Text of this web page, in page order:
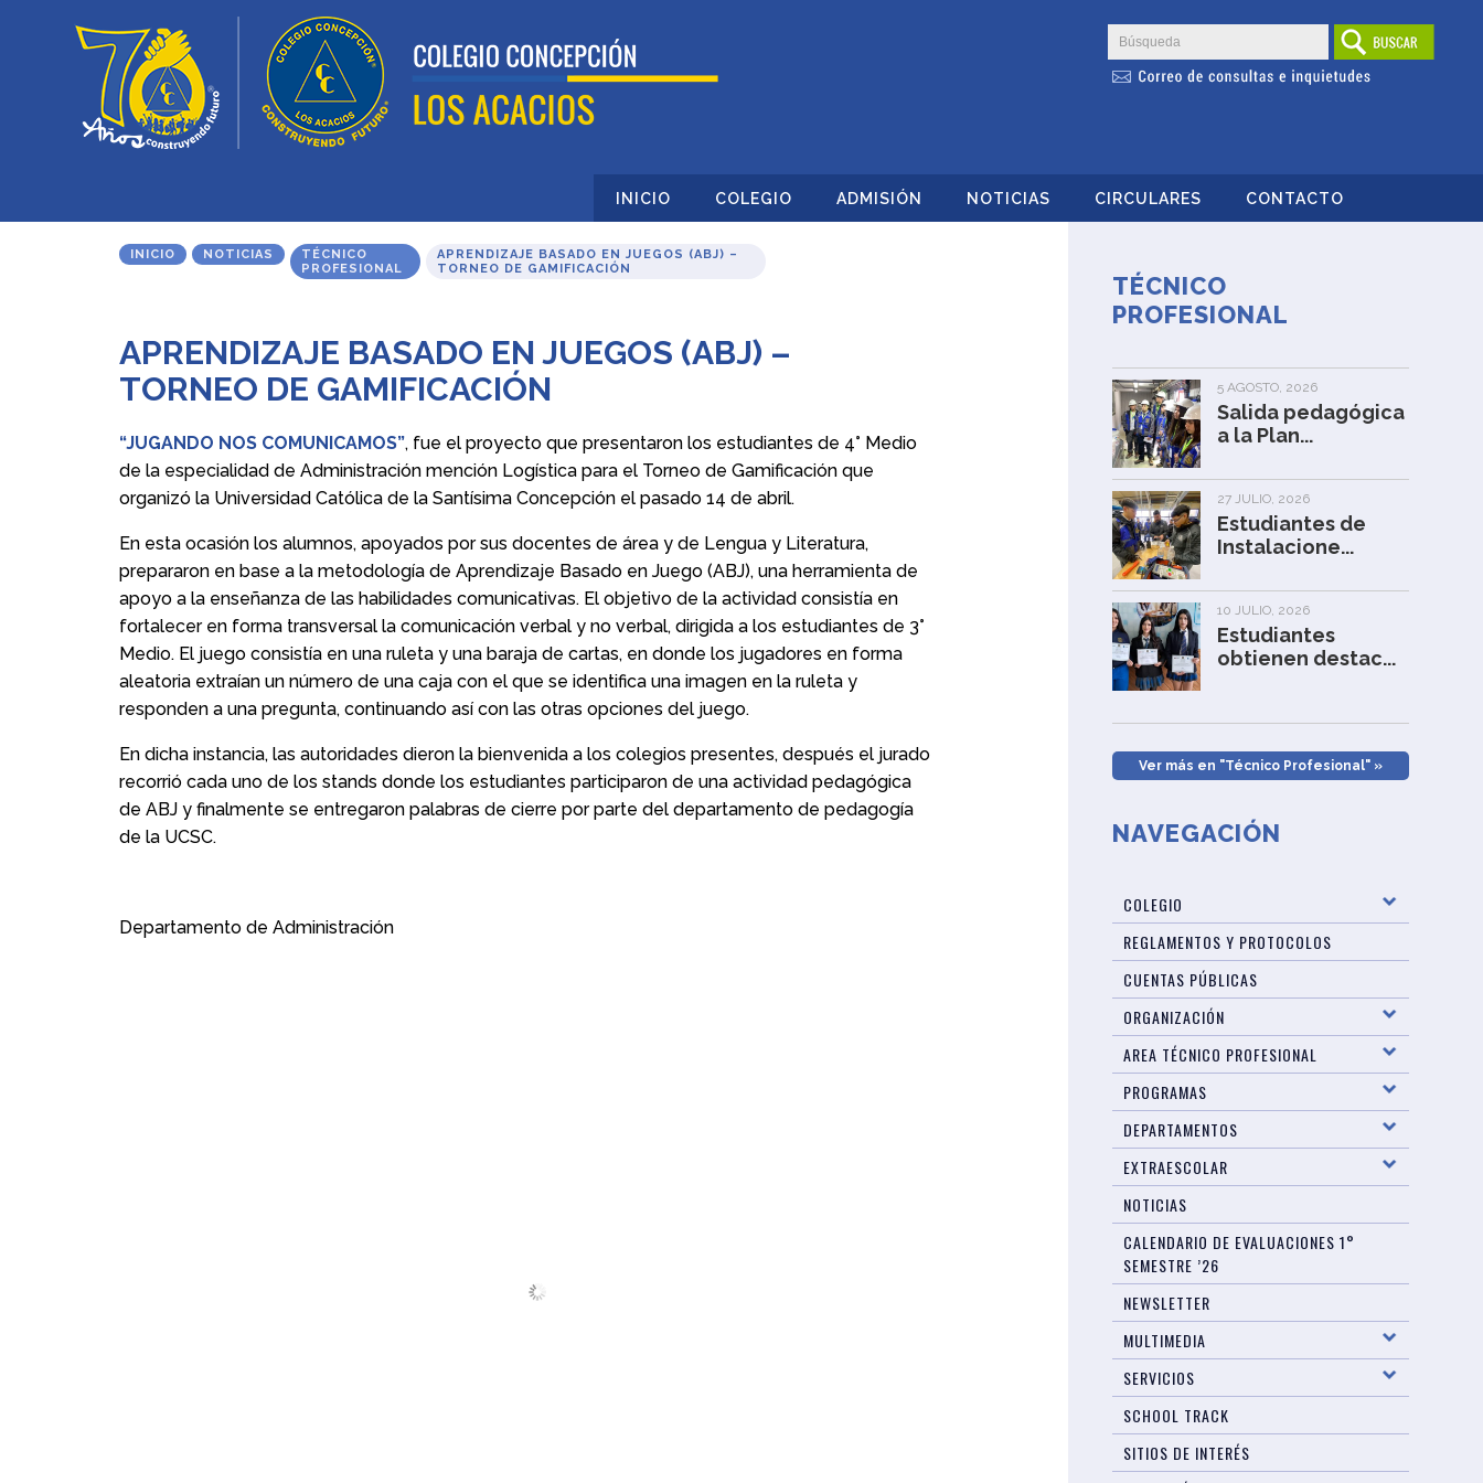
INICIO COLEGIO ADMISIÓN NOTICIAS CIRCULARES CONTACTO
INICIO NOTICIAS
TÉCNICO
PROFESIONAL
APRENDIZAJE BASADO EN JUEGOS (ABJ) –
TORNEO DE GAMIFICACIÓN
APRENDIZAJE BASADO EN JUEGOS (ABJ) –
TORNEO DE GAMIFICACIÓN
“JUGANDO NOS COMUNICAMOS”, fue el proyecto que presentaron los estudiantes de 4° Medio
de la especialidad de Administración mención Logística para el Torneo de Gamificación que
organizó la Universidad Católica de la Santísima Concepción el pasado 14 de abril.
En esta ocasión los alumnos, apoyados por sus docentes de área y de Lengua y Literatura,
prepararon en base a la metodología de Aprendizaje Basado en Juego (ABJ), una herramienta de
apoyo a la enseñanza de las habilidades comunicativas. El objetivo de la actividad consistía en
fortalecer en forma transversal la comunicación verbal y no verbal, dirigida a los estudiantes de 3°
Medio. El juego consistía en una ruleta y una baraja de cartas, en donde los jugadores en forma
aleatoria extraían un número de una caja con el que se identifica una imagen en la ruleta y
responden a una pregunta, continuando así con las otras opciones del juego.
En dicha instancia, las autoridades dieron la bienvenida a los colegios presentes, después el jurado
recorrió cada uno de los stands donde los estudiantes participaron de una actividad pedagógica
de ABJ y finalmente se entregaron palabras de cierre por parte del departamento de pedagogía
de la UCSC.
Departamento de Administración
TÉCNICO
PROFESIONAL
5 AGOSTO, 2026
Salida pedagógica
a la Plan...
27 JULIO, 2026
Estudiantes de
Instalacione...
10 JULIO, 2026
Estudiantes
obtienen destac...
Ver más en "Técnico Profesional" »
NAVEGACIÓN
COLEGIO
REGLAMENTOS Y PROTOCOLOS
CUENTAS PÚBLICAS
ORGANIZACIÓN
AREA TÉCNICO PROFESIONAL
PROGRAMAS
DEPARTAMENTOS
EXTRAESCOLAR
NOTICIAS
CALENDARIO DE EVALUACIONES 1°
SEMESTRE ’26
NEWSLETTER
MULTIMEDIA
SERVICIOS
SCHOOL TRACK
SITIOS DE INTERÉS